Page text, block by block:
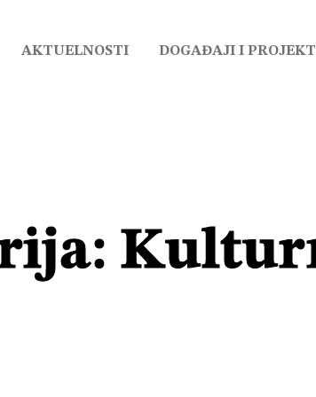
AKTUELNOSTI DOGAĐAJI I